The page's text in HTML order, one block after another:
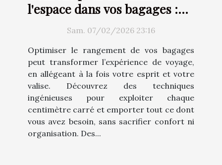
l'espace dans vos bagages :
Techniques et astuces
Sam. 07/02/2026 23:16
Optimiser le rangement de vos bagages
peut transformer l’expérience de voyage,
en allégeant à la fois votre esprit et votre
valise. Découvrez des techniques
ingénieuses pour exploiter chaque
centimètre carré et emporter tout ce dont
vous avez besoin, sans sacrifier confort ni
organisation. Des...